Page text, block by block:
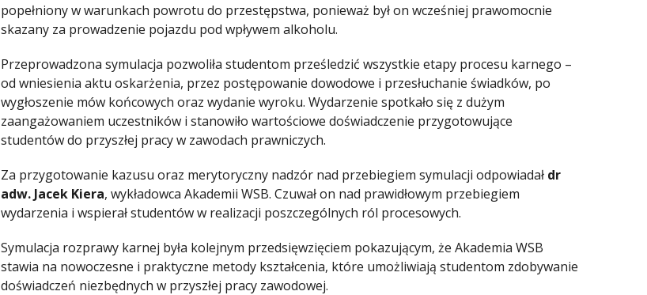
popełniony w warunkach powrotu do przestępstwa, ponieważ był on wcześniej prawomocnie
skazany za prowadzenie pojazdu pod wpływem alkoholu.
Przeprowadzona symulacja pozwoliła studentom prześledzić wszystkie etapy procesu karnego –
od wniesienia aktu oskarżenia, przez postępowanie dowodowe i przesłuchanie świadków, po
wygłoszenie mów końcowych oraz wydanie wyroku. Wydarzenie spotkało się z dużym
zaangażowaniem uczestników i stanowiło wartościowe doświadczenie przygotowujące
studentów do przyszłej pracy w zawodach prawniczych.
Za przygotowanie kazusu oraz merytoryczny nadzór nad przebiegiem symulacji odpowiadał dr
adw. Jacek Kiera, wykładowca Akademii WSB. Czuwał on nad prawidłowym przebiegiem
wydarzenia i wspierał studentów w realizacji poszczególnych ról procesowych.
Symulacja rozprawy karnej była kolejnym przedsięwzięciem pokazującym, że Akademia WSB
stawia na nowoczesne i praktyczne metody kształcenia, które umożliwiają studentom zdobywanie
doświadczeń niezbędnych w przyszłej pracy zawodowej.